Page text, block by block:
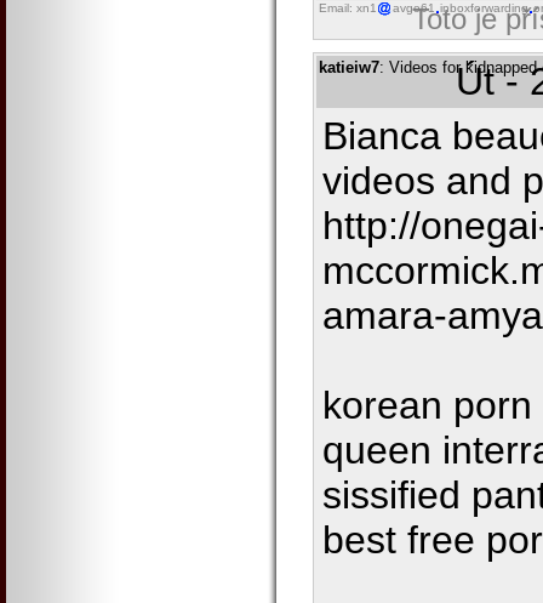
Email: xn1 avgo61 inboxforwarding
Toto je
katieiw7: Videos forÚt -
Bianca
videos and
http://
amara-amya
korean
queen
sissified
best free